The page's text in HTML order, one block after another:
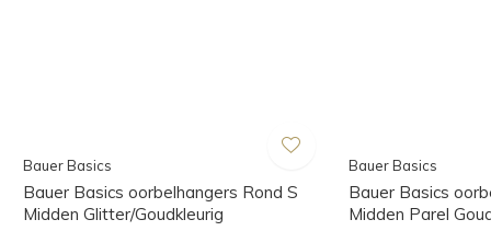
Bauer Basics
Bauer Basics oorbelhangers Rond S
Midden Glitter/Goudkleurig
Bauer Basics
Bauer Basics
Midden Parel